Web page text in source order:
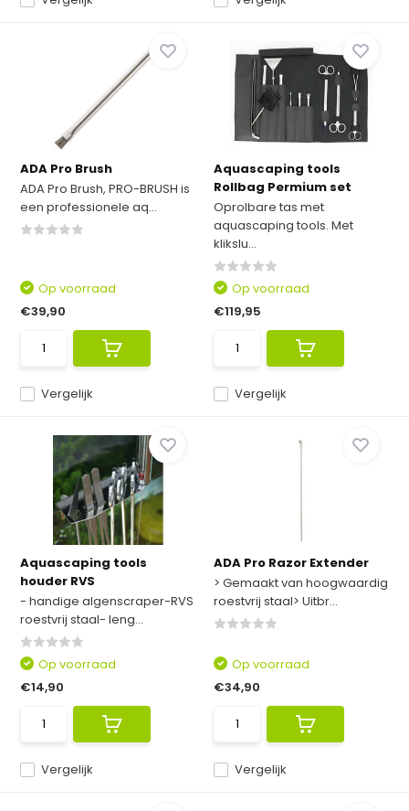
ADA Pro Brush
ADA Pro Brush, PRO-BRUSH is
een professionele aq...
Vergelijk
Op voorraad
€39,90
Aquascaping tools
Rollbag Permium set
Oprolbare tas met
aquascaping tools. Met
klikslu...
Vergelijk
Op voorraad
€119,95
Aquascaping tools
houder RVS
- handige algenscraper-RVS
roestvrij staal- leng...
Vergelijk
Op voorraad
€14,90
ADA Pro Razor Extender
> Gemaakt van hoogwaardig
roestvrij staal> Uitbr...
Vergelijk
Op voorraad
€34,90